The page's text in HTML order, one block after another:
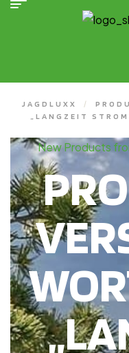
JAGDLUXX /
„LANGZEIT
New Products